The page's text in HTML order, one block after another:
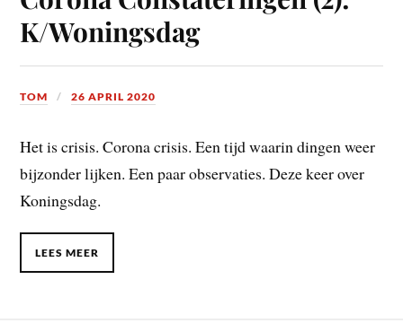
K/Woningsdag
TOM 26 APRIL 2020
Het is crisis. Corona crisis. Een tijd waarin dingen weer
bijzonder lijken. Een paar observaties. Deze keer over
Koningsdag.
LEES MEER